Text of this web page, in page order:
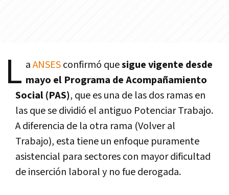
L aANSESconfirmó quesigue vigente desde
mayo el Programa de Acompañamiento
Social (PAS), que es una de las dos ramas en
las que se dividió el antiguo Potenciar Trabajo.
A diferencia de la otra rama (Volver al
Trabajo), esta tiene un enfoque puramente
asistencial para sectores con mayor dificultad
de inserción laboral y no fue derogada.